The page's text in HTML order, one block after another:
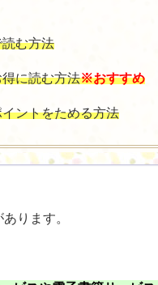
む方法
に読む方法※おすすめ
ントをためる方法
ります。